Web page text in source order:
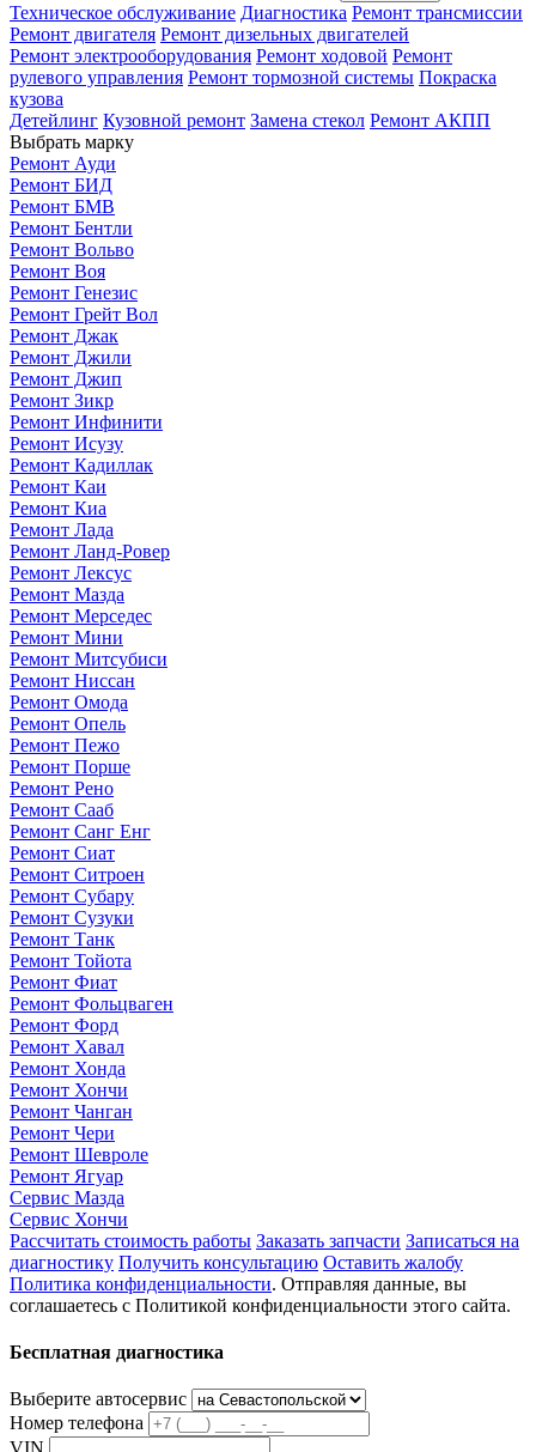
Техническое обслуживание Диагностика Ремонт трансмиссии
Ремонт двигателя Ремонт дизельных двигателей
Ремонт электрооборудования Ремонт ходовой Ремонт
рулевого управления Ремонт тормозной системы Покраска
кузова
Детейлинг Кузовной ремонт Замена стекол Ремонт АКПП
Выбрать марку
Ремонт Ауди
Ремонт БИД
Ремонт БМВ
Ремонт Бентли
Ремонт Вольво
Ремонт Воя
Ремонт Генезис
Ремонт Грейт Вол
Ремонт Джак
Ремонт Джили
Ремонт Джип
Ремонт Зикр
Ремонт Инфинити
Ремонт Исузу
Ремонт Кадиллак
Ремонт Каи
Ремонт Киа
Ремонт Лада
Ремонт Ланд-Ровер
Ремонт Лексус
Ремонт Мазда
Ремонт Мерседес
Ремонт Мини
Ремонт Митсубиси
Ремонт Ниссан
Ремонт Омода
Ремонт Опель
Ремонт Пежо
Ремонт Порше
Ремонт Рено
Ремонт Сааб
Ремонт Санг Енг
Ремонт Сиат
Ремонт Ситроен
Ремонт Субару
Ремонт Сузуки
Ремонт Танк
Ремонт Тойота
Ремонт Фиат
Ремонт Фольцваген
Ремонт Форд
Ремонт Хавал
Ремонт Хонда
Ремонт Хончи
Ремонт Чанган
Ремонт Чери
Ремонт Шевроле
Ремонт Ягуар
Сервис Мазда
Сервис Хончи
Рассчитать стоимость работы Заказать запчасти Записаться на
диагностику Получить консультацию Оставить жалобу
Политика конфиденциальности. Отправляя данные, вы
соглашаетесь с Политикой конфиденциальности этого сайта.
Бесплатная диагностика
Выберите автосервис
Номер телефона